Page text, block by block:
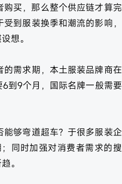
买，那么整个供应链才算完
到服装换季和潮流的影响，
想。
需求期，本土服装品牌商在
到9个月，国际名牌一般需要
够弯道超车？于很多服装企
同时加强对消费者需求的搜
。